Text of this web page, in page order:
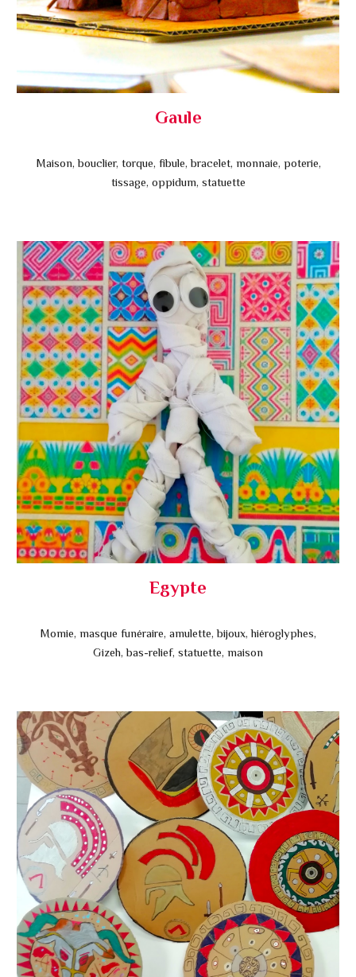
Gaule
Maison, bouclier, torque, fibule, bracelet, monnaie, poterie,
tissage, oppidum, statuette
Egypte
Momie, masque funéraire, amulette, bijoux, hiéroglyphes,
Gizeh, bas-relief, statuette, maison